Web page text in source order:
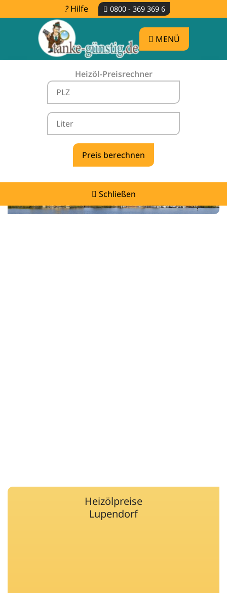
Hilfe 0800 - 369 369 6
MENÜ
Heizöl-Preisrechner
Schließen
Heizölpreise Lupendorf -
vergleichen & günstig tanken
Heizölpreise
Lupendorf